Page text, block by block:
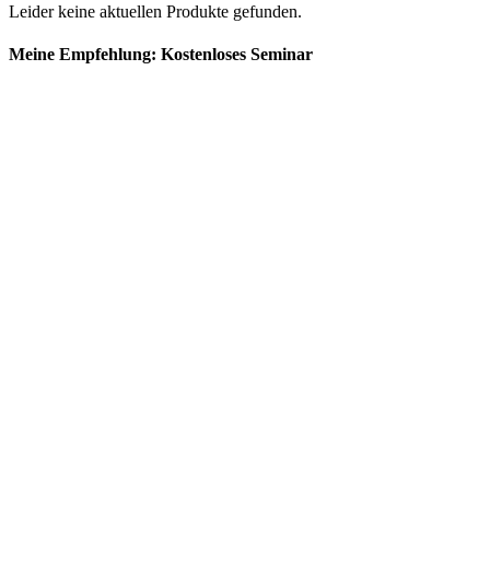
Leider keine aktuellen Produkte gefunden.
Meine Empfehlung: Kostenloses Seminar